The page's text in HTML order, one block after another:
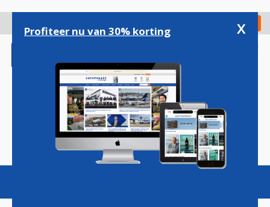
gaan
Check in
Magazine Podcasts Vacatures
Profiteer nu van 30% korting x